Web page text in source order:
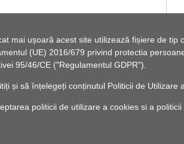
mai ușoară acest site utilizează fișiere de
(UE) 2016/679 privind protectia
95/46/CE ("Regulamentul GDPR").
și să înțelegeți conținutul Politicii de Utilizare
politicii de utilizare a cookies si a